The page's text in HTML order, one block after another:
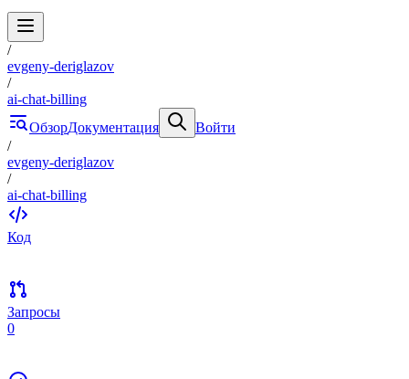
/
evgeny-deriglazov
/
ai-chat-billing
ОбзорДокументация
Войти
/
evgeny-deriglazov
/
ai-chat-billing
Код
Запросы
0